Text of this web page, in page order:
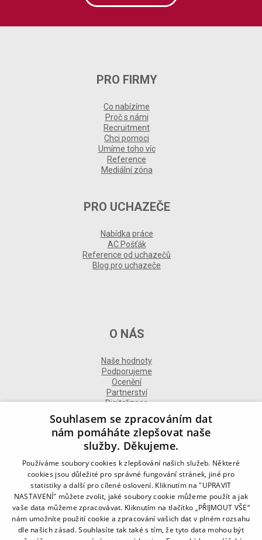
PRO FIRMY
Co nabízíme
Proč s námi
Recruitment
Chci pomoci
Umíme toho víc
Reference
Mediální zóna
PRO UCHAZEČE
Nabídka práce
AC Pošťák
Reference od uchazečů
Blog pro uchazeče
O NÁS
Naše hodnoty
Podporujeme
Ocenění
Partnerství
Digitalizace
DALŠÍ INFORMACE
Kontakt
Naše odborné divize
Naše pobočky
Zásady zpracování osobních údajů
Všeobecné podmínky
Souhlasem se zpracováním dat
nám pomáháte zlepšovat naše
služby. Děkujeme.
Používáme soubory cookies k zlepšování našich služeb. Některé
cookies jsou důležité pro správné fungování stránek, jiné pro
statistiky a další pro cílené oslovení. Kliknutím na "UPRAVIT
NASTAVENÍ" můžete zvolit, jaké soubory cookie můžeme použít a jak
vaše data můžeme zpracovávat. Kliknutím na tlačítko „PŘIJMOUT VŠE“
nám umožníte použití cookie a zpracování vašich dat v plném rozsahu
dle našich zásad. Souhlasíte tak také s tím, že tyto data mohou být